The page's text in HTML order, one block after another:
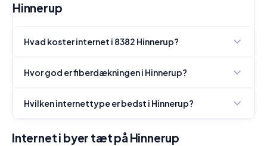
Hinnerup
Hvad koster internet i 8382 Hinnerup?
Hvor god er fiberdækningen i Hinnerup?
Hvilken internettype er bedst i Hinnerup?
Internet i byer tæt på Hinnerup